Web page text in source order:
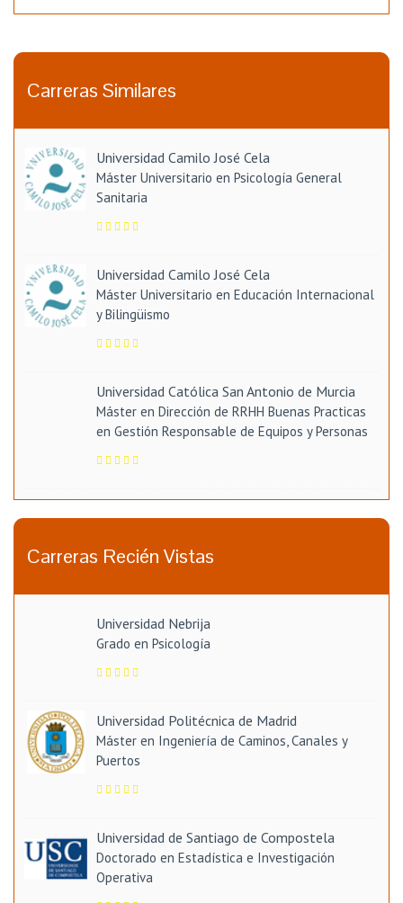
Carreras Similares
Universidad Camilo José Cela
Máster Universitario en Psicología General
Sanitaria
Universidad Camilo José Cela
Máster Universitario en Educación Internacional
y Bilingüismo
Universidad Católica San Antonio de Murcia
Máster en Dirección de RRHH Buenas Practicas
en Gestión Responsable de Equipos y Personas
Carreras Recién Vistas
Universidad Nebrija
Grado en Psicología
Universidad Politécnica de Madrid
Máster en Ingeniería de Caminos, Canales y
Puertos
Universidad de Santiago de Compostela
Doctorado en Estadística e Investigación
Operativa